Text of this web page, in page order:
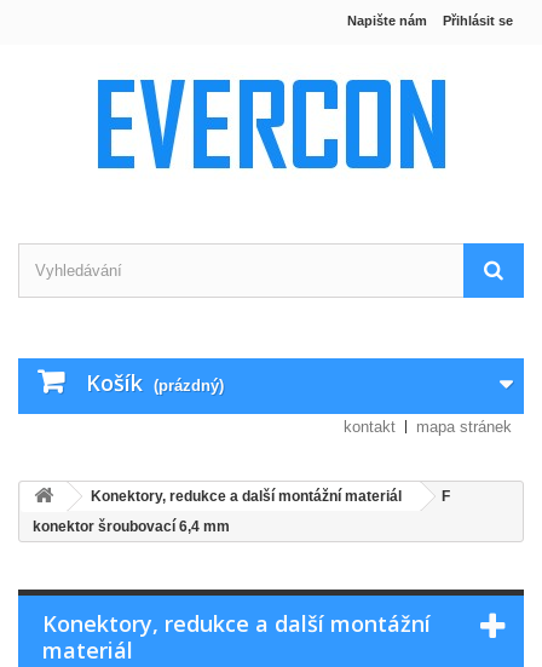
Přihlásit se
Napište nám
Košík (prázdný)
kontakt mapa stránek
Konektory, redukce a další montážní materiál
F
konektor šroubovací 6,4 mm
Konektory, redukce a další montážní
materiál